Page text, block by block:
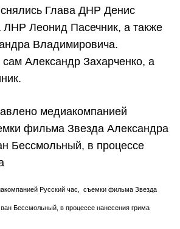
Глава ДНР Денис
Леонид Пасечник, а также
Владимировича.
Александр Захарченко, а
Русский час, съемки фильма Звезда
Бессмольный, в процессе нанесения грима